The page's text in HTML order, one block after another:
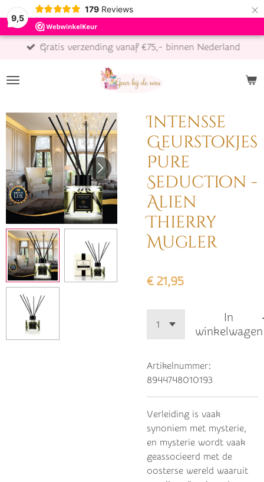
9,5
179 Reviews ×
Gratis verzending vanaf €75,- binnen Nederland
Intensse
Geurstokjes
Pure
Seduction -
Alien
Thierry
Mugler
€ 21,95
In
winkelwagen
Artikelnummer:
8944748010193
Verleiding is vaak
synoniem met mysterie,
en mysterie wordt vaak
geassocieerd met de
oosterse wereld waaruit